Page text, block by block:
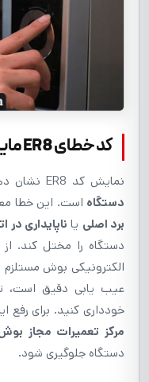
کد خطای ER8 مایکروویو بوش
نمایش کد ER8 نشان دهنده
دستگاه است. این خطا
برد اصلی یا ناپایداری در
دستگاه را مختل کند.
الکترونیکی بوش
عیب یابی دقیق است،
خودداری کنید. برای رفع
مرکز تعمیرات مجاز
دستگاه جلوگیری شود.